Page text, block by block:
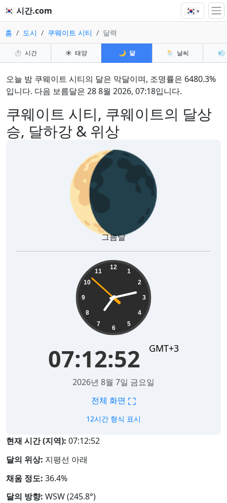
🇰🇷 시간.com 🇰🇷▾
홈 도시 쿠웨이트 시티 달력
⏱️ 시간 ☀️ 태양 🌙 달 🌦️ 날씨 💨
쿠웨이트 시티, 쿠웨이트의 달상
승, 달하강 & 위상
오늘 밤 쿠웨이트 시티의 달은 막달이며, 조명률은 6480.3%
입니다. 다음 보름달은 28 8월 2026, 07:18입니다.
🌘
그믐달
12
1
2
3
4
5
6
7
8
9
10
11
07:12:52 GMT+3
2026년 8월 7일 금요일
전체 화면 ⛶
12시간 형식 표시
현재 시간 (지역): 07:12:52
달의 위상: 지평선 아래
채움 정도: 36.4%
달의 방향: WSW (245.8°)